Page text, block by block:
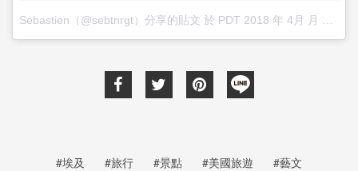
Sebastien（@sebtnrgt）分享的貼文 於 PDT 2018 年 4月 月 16 日 上午 7:14
#埃及 #旅行 #景點 #美國旅遊 #藝文